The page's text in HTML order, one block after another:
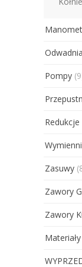
Pompy
Zasuwy
Zawory
Zawory